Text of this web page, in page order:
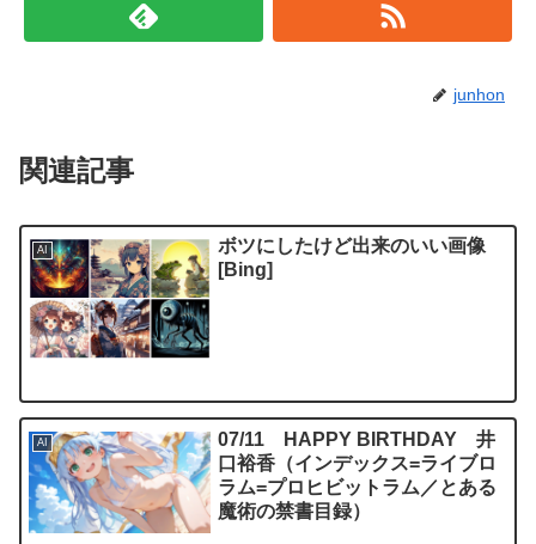
junhon
関連記事
AI
ボツにしたけど出来のいい画像
[Bing]
AI
07/11 HAPPY BIRTHDAY 井
口裕香（インデックス=ライブロ
ラム=プロヒビットラム／とある
魔術の禁書目録）